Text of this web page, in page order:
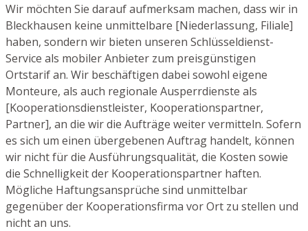
Wir möchten Sie darauf aufmerksam machen, dass wir in
Bleckhausen keine unmittelbare [Niederlassung, Filiale]
haben, sondern wir bieten unseren Schlüsseldienst-
Service als mobiler Anbieter zum preisgünstigen
Ortstarif an. Wir beschäftigen dabei sowohl eigene
Monteure, als auch regionale Ausperrdienste als
[Kooperationsdienstleister, Kooperationspartner,
Partner], an die wir die Aufträge weiter vermitteln. Sofern
es sich um einen übergebenen Auftrag handelt, können
wir nicht für die Ausführungsqualität, die Kosten sowie
die Schnelligkeit der Kooperationspartner haften.
Mögliche Haftungsansprüche sind unmittelbar
gegenüber der Kooperationsfirma vor Ort zu stellen und
nicht an uns.